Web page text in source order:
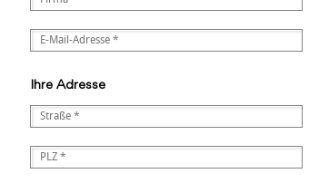
Ihre Adresse